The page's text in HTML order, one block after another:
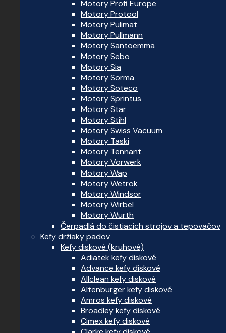
Motory Profi Europe
Motory Protool
Motory Pulimat
Motory Pullmann
Motory Santoemma
Motory Sebo
Motory Sia
Motory Sorma
Motory Soteco
Motory Sprintus
Motory Star
Motory Stihl
Motory Swiss Vacuum
Motory Taski
Motory Tennant
Motory Vorwerk
Motory Wap
Motory Wetrok
Motory Windsor
Motory Wirbel
Motory Wurth
Čerpadlá do čistiacich strojov a tepovačov
Kefy držiaky padov
Kefy diskové (kruhové)
Adiatek kefy diskové
Advance kefy diskové
Allclean kefy diskové
Altenburger kefy diskové
Amros kefy diskové
Broadley kefy diskové
Cimex kefy diskové